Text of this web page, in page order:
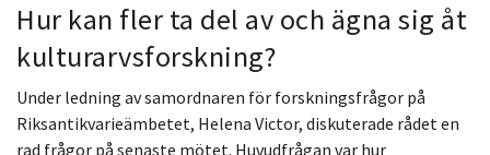
Hur kan fler ta del av och ägna sig åt
kulturarvsforskning?
Under ledning av samordnaren för forskningsfrågor på
Riksantikvarieämbetet, Helena Victor, diskuterade rådet en
rad frågor på senaste mötet. Huvudfrågan var hur